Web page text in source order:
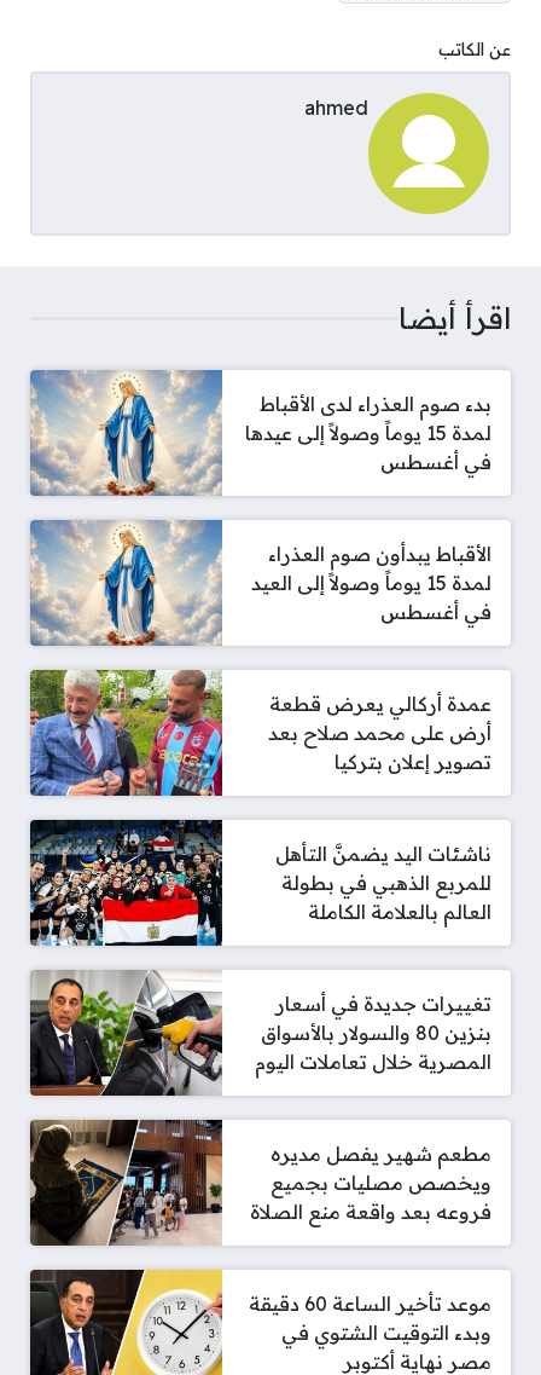
عن الكاتب
ahmed
اقرأ أيضا
بدء صوم العذراء لدى الأقباط
لمدة 15 يوماً وصولاً إلى عيدها
في أغسطس
الأقباط يبدأون صوم العذراء
لمدة 15 يوماً وصولاً إلى العيد
في أغسطس
عمدة أركالي يعرض قطعة
أرض على محمد صلاح بعد
تصوير إعلان بتركيا
ناشئات اليد يضمنَّ التأهل
للمربع الذهبي في بطولة
العالم بالعلامة الكاملة
تغييرات جديدة في أسعار
بنزين 80 والسولار بالأسواق
المصرية خلال تعاملات اليوم
مطعم شهير يفصل مديره
ويخصص مصليات بجميع
فروعه بعد واقعة منع الصلاة
موعد تأخير الساعة 60 دقيقة
وبدء التوقيت الشتوي في
مصر نهاية أكتوبر